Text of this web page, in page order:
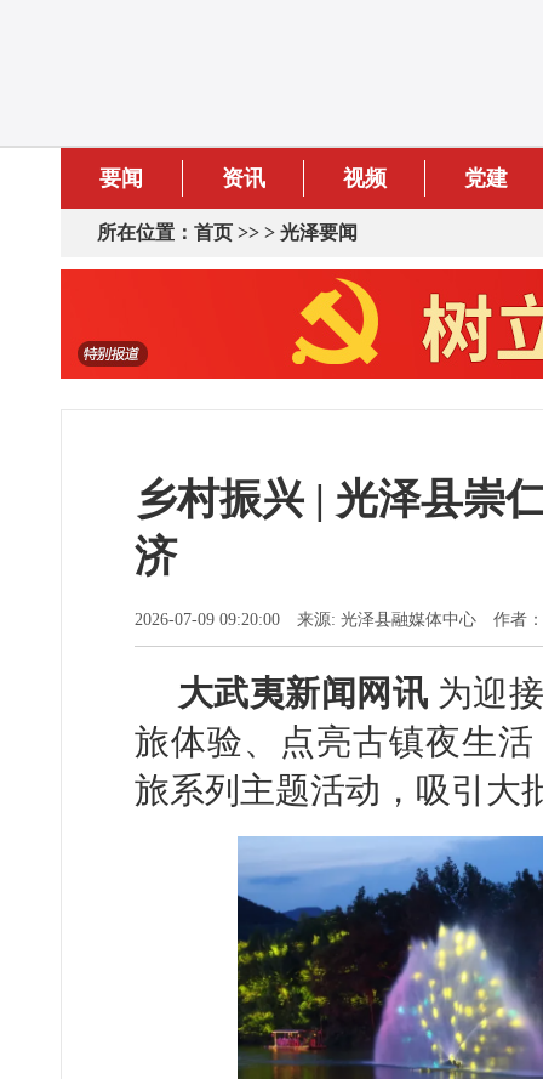
要闻 资讯 视频 党建
所在位置： 首页 >> > 光泽要闻
乡村振兴 | 光泽县崇
济
2026-07-09 09:20:00 来源: 光泽县融媒体中心 作者
大武夷新闻网讯 为迎
旅体验、点亮古镇夜生
旅系列主题活动，吸引大